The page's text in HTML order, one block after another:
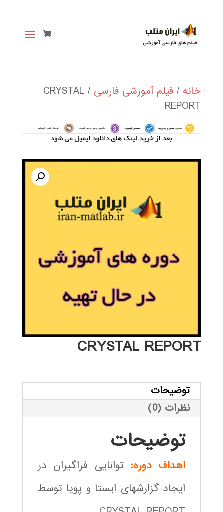
خانه / فیلم آموزشی فارسی
/ CRYSTAL
REPORT
CRYSTAL REPORT
توضیحات
نظرات (0)
توضیحات
اهداف دوره: توانایی فراگیران در
ایجاد گزارشهای ایستا و پویا توسط